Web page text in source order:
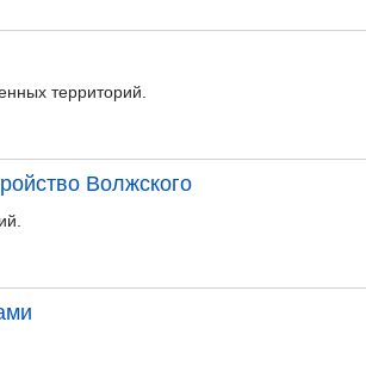
территорий.
Волжского